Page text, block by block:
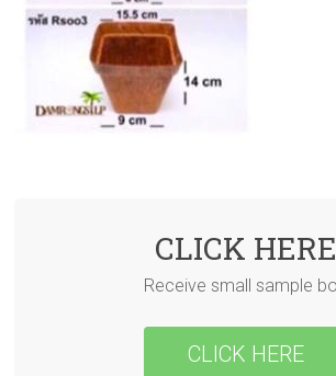
CLICK HERE
Receive small sample
CLICK HERE